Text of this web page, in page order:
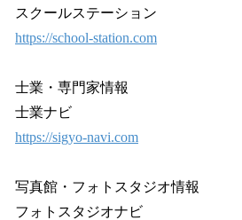
スクールステーション
https://school-station.com
士業・専門家情報
士業ナビ
https://sigyo-navi.com
写真館・フォトスタジオ情報
フォトスタジオナビ